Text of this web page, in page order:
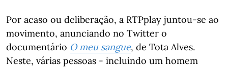
Por acaso ou deliberação, a RTPplay juntou-se ao
movimento, anunciando no Twitter o
documentário O meu sangue, de Tota Alves.
Neste, várias pessoas - incluindo um homem